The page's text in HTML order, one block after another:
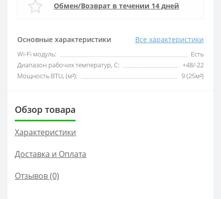
Основные характеристики Все характеристики
Wi-Fi модуль:
Есть
Диапазон рабочих температур, С:
+48/-22
Мощность BTU, (м²):
9 (25м²)
Обмен/Возврат в течении 14 дней
Обзор товара
Характеристики
Доставка и Оплата
Отзывов (0)